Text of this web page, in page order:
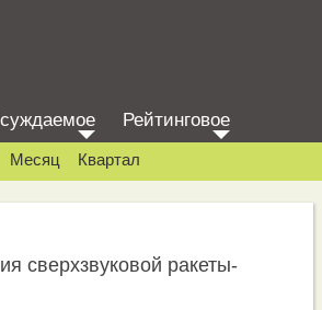
Рейтинговое
Месяц Квартал
сверхзвуковой ракеты-